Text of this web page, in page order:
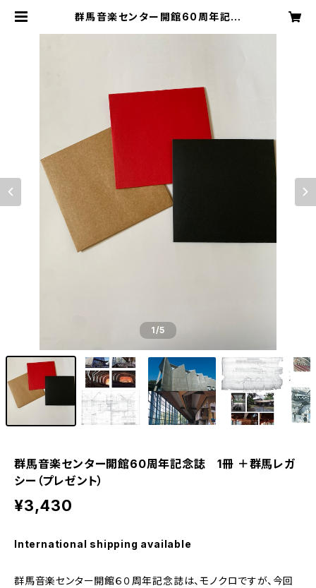
群馬音楽センター開館60周年記念
1/5
群馬音楽センター開館60周年記念誌 1冊 ＋群馬レガ
シー（プレゼント）
¥3,430
International shipping available
群馬音楽センター開館６０周年記念誌は、モノクロですが、今回